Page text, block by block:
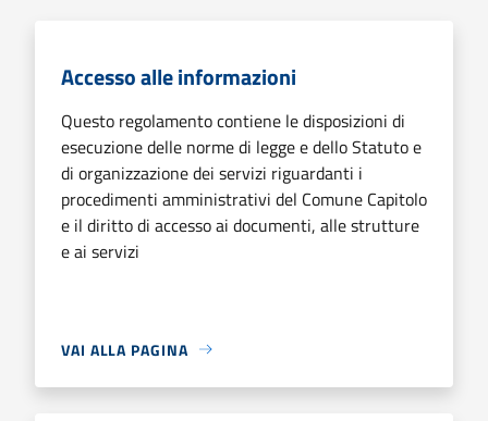
Accesso alle informazioni
Questo regolamento contiene le disposizioni di
esecuzione delle norme di legge e dello Statuto e
di organizzazione dei servizi riguardanti i
procedimenti amministrativi del Comune Capitolo
e il diritto di accesso ai documenti, alle strutture
e ai servizi
VAI ALLA PAGINA